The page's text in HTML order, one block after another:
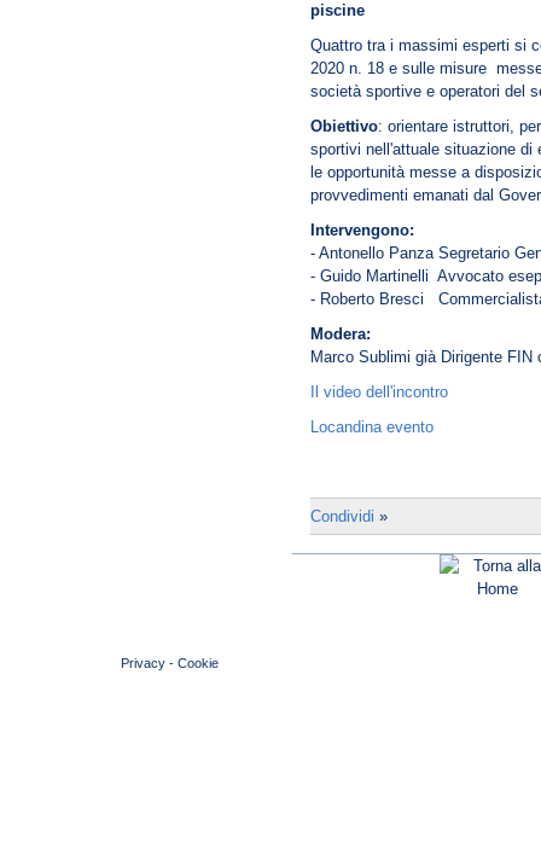
piscine
Quattro tra i massimi esperti si
2020 n. 18 e sulle misure
società sportive e operatori del
Obiettivo: orientare istruttori,
sportivi nell'attuale situazione
le opportunità messe a
provvedimenti emanati dal
Intervengono:
- Antonello Panza Segretario
- Guido Martinelli Avvocato
- Roberto Bresci
Modera:
Marco Sublimi già Dirigente
Il video dell'incontro
Locandina evento
Condividi »
Privacy - Cookie